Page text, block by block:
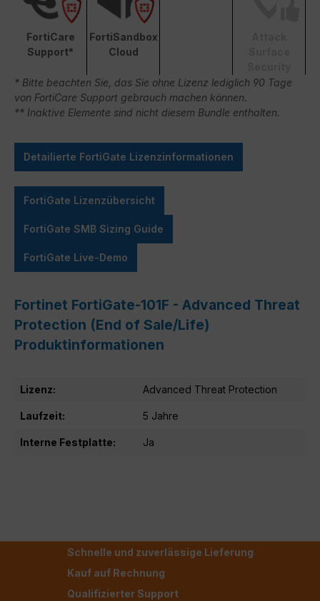
FortiCare
Support*
FortiSandbox
Cloud
* Bitte beachten Sie, das Sie ohne Lizenz lediglich 90 Tage
von FortiCare Support gebrauch machen können.
** Inaktive Elemente sind nicht diesem Bundle enthalten.
Detailierte FortiGate Lizenzinformationen
FortiGate Lizenzübersicht
FortiGate SMB Sizing Guide
FortiGate Live-Demo
Fortinet FortiGate-101F - Advanced Threat
Protection (End of Sale/Life)
Produktinformationen
Lizenz: Advanced Threat Protection
Laufzeit: 5 Jahre
Interne Festplatte: Ja
Schnelle und zuverlässige Lieferung
Kauf auf Rechnung
Qualifizierter Support